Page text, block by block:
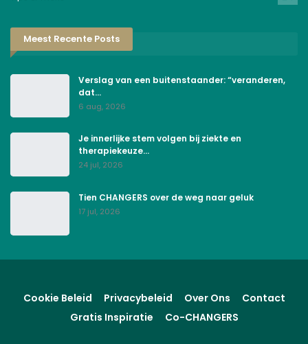
Meest Recente Posts
Verslag van een buitenstaander: “veranderen,
dat…
6 aug, 2026
Je innerlijke stem volgen bij ziekte en
therapiekeuze…
24 jul, 2026
Tien CHANGERS over de weg naar geluk
17 jul, 2026
Cookie Beleid Privacybeleid Over Ons
Contact
Gratis Inspiratie
Co-CHANGERS